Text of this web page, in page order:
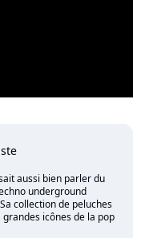
aussi bien parler du
underground
collection de peluches
icônes de la pop